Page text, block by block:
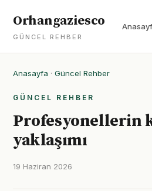
Orhangaziesco
GÜNCEL REHBER
Anasayfa · Güncel Rehber
GÜNCEL REHBER
Profesyonellerin
yaklaşımı
19 Haziran 2026